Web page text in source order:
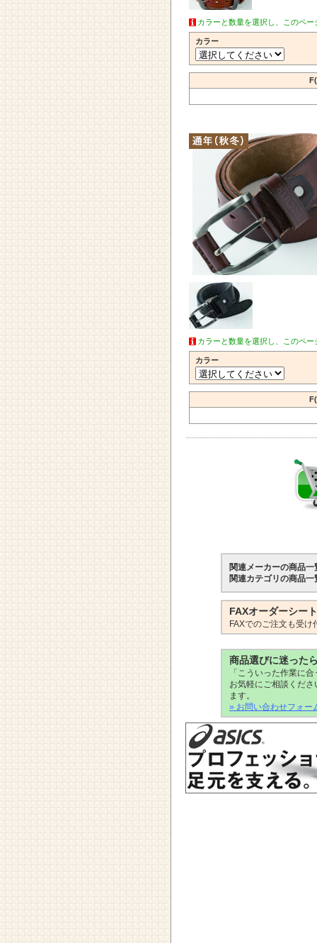
カラーと数量を選択し、このペー
カラー
カラーと数量を選択し、このペー
カラー
関連メーカーの商品一
関連カテゴリの商品一
FAXオーダーシー
FAXでのご注文も受け
商品選びに迷った
「こういった作業に
お気軽にご相談くだ
ます。
» お問い合わせフォー